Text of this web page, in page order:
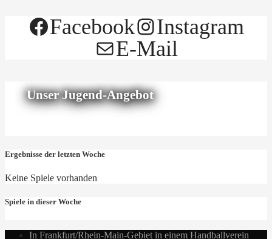
Facebook
Instagram
E-Mail
Unser Jugend-Angebot
Ergebnisse der letzten Woche
Keine Spiele vorhanden
Spiele in dieser Woche
In Frankfurt/Rhein-Main-Gebiet in einem Handballverein